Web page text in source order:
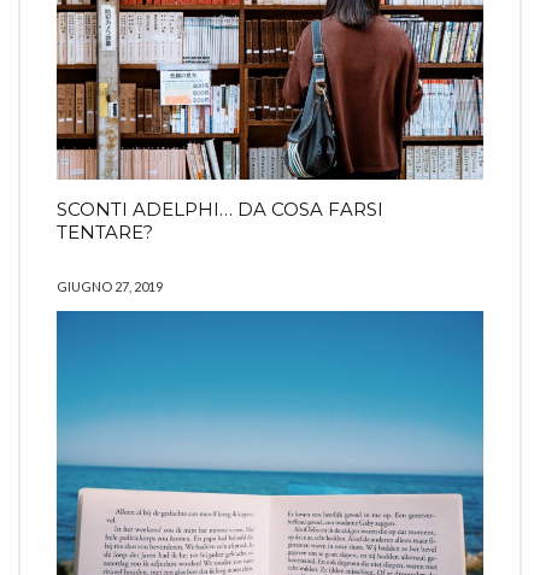
SCONTI ADELPHI… DA COSA FARSI
TENTARE?
GIUGNO 27, 2019